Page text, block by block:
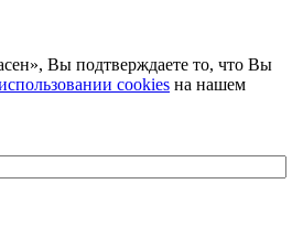
Вы подтверждаете то, что Вы
cookies на нашем